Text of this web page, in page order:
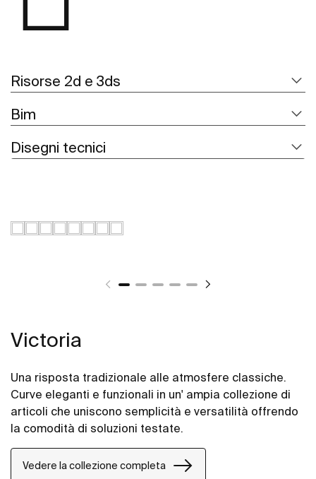
Risorse 2d e 3ds
Bim
Disegni tecnici
Victoria
Una risposta tradizionale alle atmosfere classiche.
Curve eleganti e funzionali in un' ampia collezione di
articoli che uniscono semplicità e versatilità offrendo
la comodità di soluzioni testate.
Vedere la collezione completa